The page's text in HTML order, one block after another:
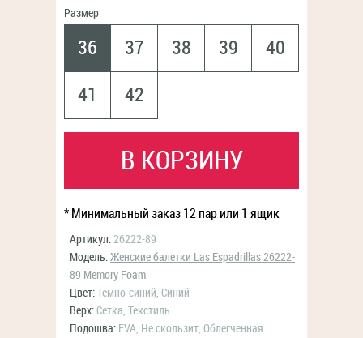
Размер
36 37 38 39 40
41 42
В КОРЗИНУ
* Минимальный заказ 12 пар или 1 ящик
Артикул:26222-89
Модель:Женские балетки Las Espadrillas 26222-
89 Memory Foam
Цвет:Тёмно-синий, Синий
Верх:Сетка, Текстиль
Подошва: EVA, Не скользит, Облегченная